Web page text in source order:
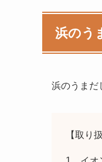
浜のう
浜のうまだ
【取り